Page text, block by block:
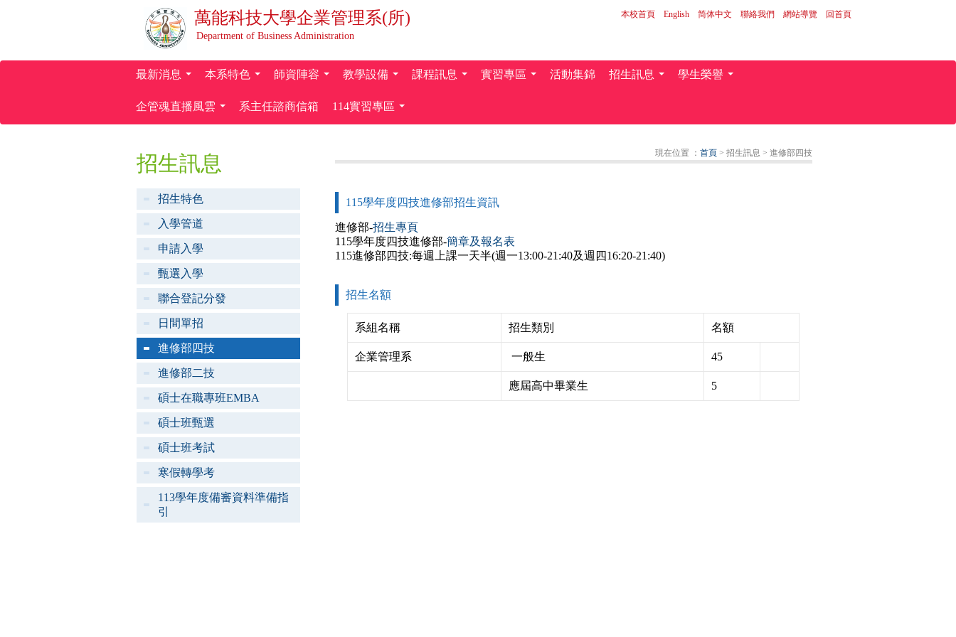
萬能科技大學企業管理系(所)
Department of Business Administration
本校首頁 ｜English ｜简体中文 ｜聯絡我們 ｜網站導覽 回首頁
最新消息 本系特色 師資陣容 教學設備 課程訊息 實習專區 活動集錦 招生訊息 學生榮譽
企管魂直播風雲
系主任諮商信箱 114實習專區
招生訊息
招生特色
入學管道
申請入學
甄選入學
聯合登記分發
日間單招
進修部四技
進修部二技
碩士在職專班EMBA
碩士班甄選
碩士班考試
寒假轉學考
113學年度備審資料準備指
引
現在位置 ： 首頁 > 招生訊息 > 進修部四技
115學年度四技進修部招生資訊
進修部-招生專頁
115學年度四技進修部-簡章及報名表
115進修部四技:每週上課一天半(週一13:00-21:40及週四16:20-21:40)
招生名額
系組名稱 招生類別 名額
企業管理系 一般生 45
應屆高中畢業生 5